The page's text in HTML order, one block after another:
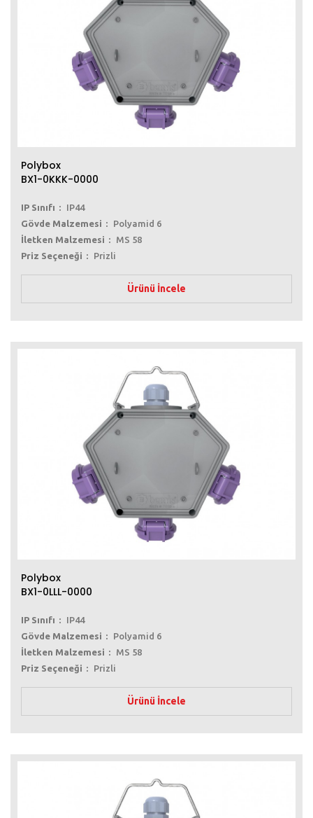
Polybox
BX1-0KKK-0000
IP Sınıfı
IP44
Gövde Malzemesi
Polyamid 6
İletken Malzemesi
MS 58
Priz Seçeneği
Prizli
Ürünü İncele
Polybox
BX1-0LLL-0000
IP Sınıfı
IP44
Gövde Malzemesi
Polyamid 6
İletken Malzemesi
MS 58
Priz Seçeneği
Prizli
Ürünü İncele